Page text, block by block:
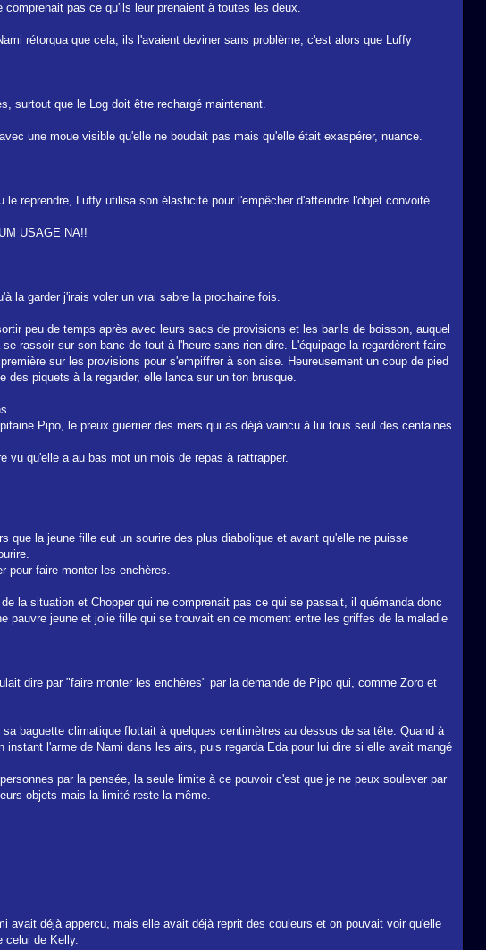
pas ce qu'ils leur prenaient à toutes les deux.
rétorqua que cela, ils l'avaient deviner sans problème, c'est alors que Luffy
surtout que le Log doit être rechargé maintenant.
une moue visible qu'elle ne boudait pas mais qu'elle était exaspérer, nuance.
reprendre, Luffy utilisa son élasticité pour l'empêcher d'atteindre l'objet convoité.
USAGE NA!!
la garder j'irais voler un vrai sabre la prochaine fois.
peu de temps après avec leurs sacs de provisions et les barils de boisson, auquel
rassoir sur son banc de tout à l'heure sans rien dire. L'équipage la regardèrent faire
sur les provisions pour s'empiffrer à son aise. Heureusement un coup de pied
piquets à la regarder, elle lanca sur un ton brusque.
Pipo, le preux guerrier des mers qui as déjà vaincu à lui tous seul des centaines
qu'elle a au bas mot un mois de repas à rattrapper.
la jeune fille eut un sourire des plus diabolique et avant qu'elle ne puisse
pour faire monter les enchères.
la situation et Chopper qui ne comprenait pas ce qui se passait, il quémanda donc
jeune et jolie fille qui se trouvait en ce moment entre les griffes de la maladie
dire par "faire monter les enchères" par la demande de Pipo qui, comme Zoro et
baguette climatique flottait à quelques centimètres au dessus de sa tête. Quand à
l'arme de Nami dans les airs, puis regarda Eda pour lui dire si elle avait mangé
par la pensée, la seule limite à ce pouvoir c'est que je ne peux soulever par
objets mais la limité reste la même.
avait déjà appercu, mais elle avait déjà reprit des couleurs et on pouvait voir qu'elle
celui de Kelly.